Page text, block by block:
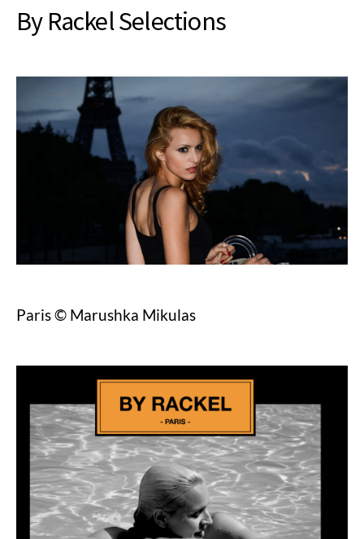
By Rackel Selections
Paris © Marushka Mikulas